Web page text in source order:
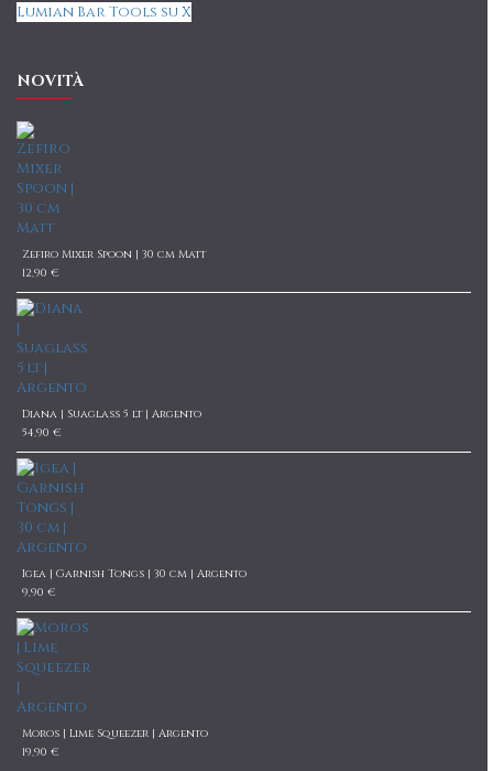
Lumian Bar Tools su X
NOVITÀ
Zefiro Mixer Spoon | 30 cm Matt
12,90 €
Diana | Suaglass 5 lt | Argento
54,90 €
Igea | Garnish Tongs | 30 cm | Argento
9,90 €
Moros | Lime Squeezer | Argento
19,90 €